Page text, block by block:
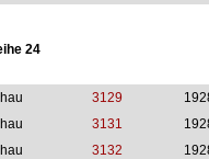
24
3129
3131
3132